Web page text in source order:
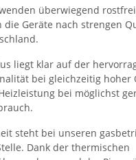
überwiegend
die Geräte nach strengen
liegt klar auf der
bei gleichzeitig hoher
bei möglichst
steht bei unseren
Dank der thermischen